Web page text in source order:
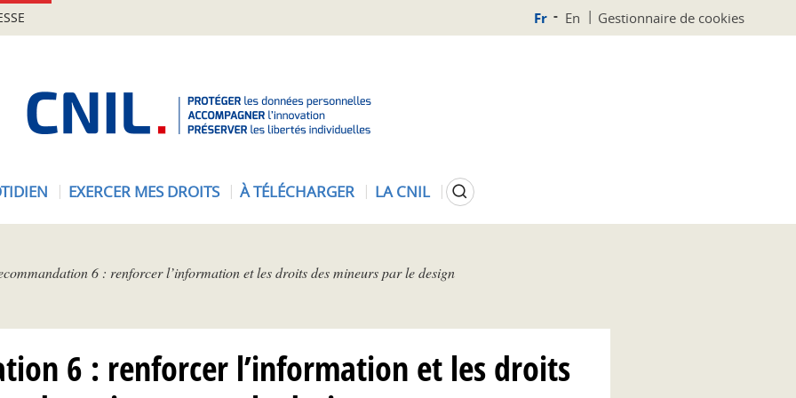
Fr En Gestionnaire de cookies
N
EXERCER MES DROITS À TÉLÉCHARGER LA CNIL Rechercher
6 : renforcer l’information et les droits des mineurs par le design
6 : renforcer l’information et les droits